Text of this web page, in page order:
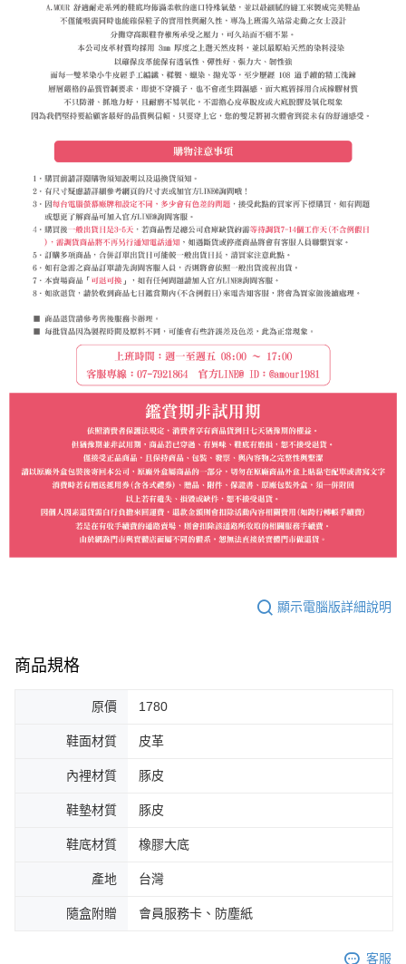
顯示電腦版詳細說明
商品規格
原價 1780
鞋面材質 皮革
內裡材質 豚皮
鞋墊材質 豚皮
鞋底材質 橡膠大底
產地 台灣
隨盒附贈 會員服務卡、防塵紙
客服